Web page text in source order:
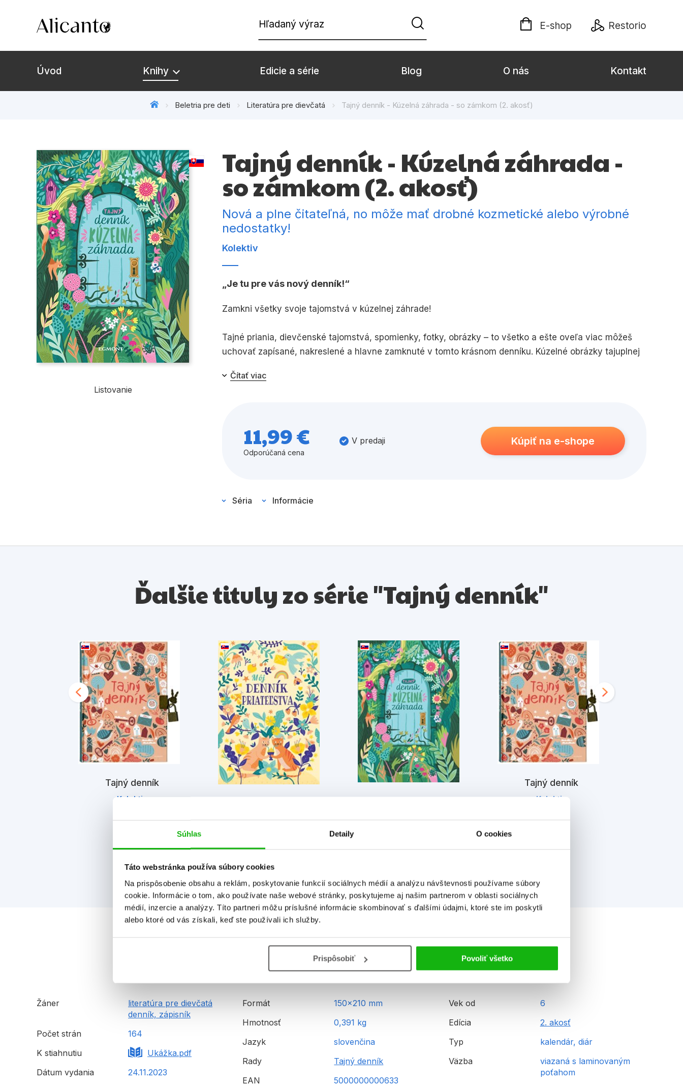
Súhlas Detaily O cookies
Táto webstránka používa súbory cookies
Na prispôsobenie obsahu a reklám, poskytovanie funkcií sociálnych médií a analýzu návštevnosti používame súbory
cookie. Informácie o tom, ako používate naše webové stránky, poskytujeme aj našim partnerom v oblasti sociálnych
médií, inzercie a analýzy. Títo partneri môžu príslušné informácie skombinovať s ďalšími údajmi, ktoré ste im poskytli
alebo ktoré od vás získali, keď ste používali ich služby.
Prispôsobiť Povoliť všetko
Hľadaný výraz E-shop Restorio
Úvod Knihy
Beletria pre deti Beletria pre dospelých Darčekové publikácie
Komiks Počítače Poézia
Populárno - náučné pre deti Predškoláci
Zdravie a životný štýl
Edicie a série Blog O nás Kontakt
Beletria pre deti Literatúra pre dievčatá Tajný denník - Kúzelná záhrada - so zámkom (2. akosť)
Listovanie
Tajný denník - Kúzelná záhrada -
so zámkom (2. akosť)
Nová a plne čitateľná, no môže mať drobné kozmetické alebo výrobné
nedostatky!
Kolektiv
Je tu pre vás nový denník!
Zamkni všetky svoje tajomstvá v kúzelnej záhrade!
Tajné priania, dievčenské tajomstvá, spomienky, fotky, obrázky – to všetko a ešte oveľa viac môžeš
uchovať zapísané, nakreslené a hlavne zamknuté v tomto krásnom denníku. Kúzelné obrázky tajuplnej
Čítať viac
11,99 €
Odporúčaná cena
V predaji Kúpiť na e-shope
Séria Informácie
Ďalšie tituly zo série "Tajný denník"
Tajný denník
Kolektiv
Tajný denník
Kolektiv
Informácie
Žáner
literatúra pre dievčatá
denník, zápisník
Počet strán
164
K stiahnutiu
Ukážka.pdf
Dátum vydania
24.11.2023
Formát
150x210 mm
Hmotnosť
0,391 kg
Jazyk
slovenčina
Rady
Tajný denník
EAN
5000000000633
Vek od
6
Edícia
2. akosť
Typ
kalendár, diár
Väzba
viazaná s laminovaným
poťahom